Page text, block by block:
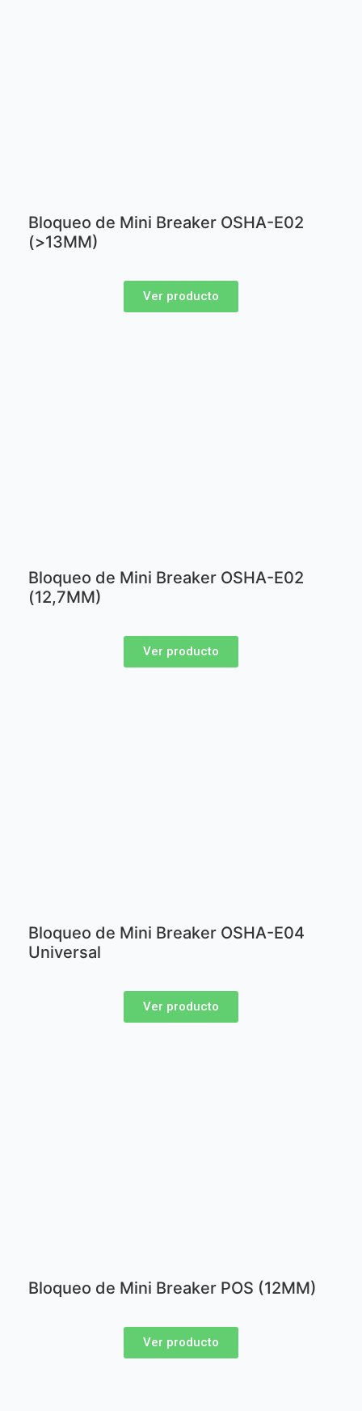
Bloqueo de Mini Breaker OSHA-E02
(>13MM)
Ver producto
Bloqueo de Mini Breaker OSHA-E02
(12,7MM)
Ver producto
Bloqueo de Mini Breaker OSHA-E04
Universal
Ver producto
Bloqueo de Mini Breaker POS (12MM)
Ver producto